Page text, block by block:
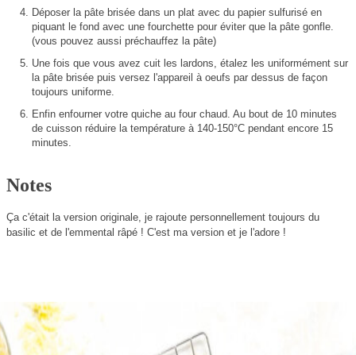
Déposer la pâte brisée dans un plat avec du papier sulfurisé en
piquant le fond avec une fourchette pour éviter que la pâte gonfle.
(vous pouvez aussi préchauffez la pâte)
Une fois que vous avez cuit les lardons, étalez les uniformément sur
la pâte brisée puis versez l'appareil à oeufs par dessus de façon
toujours uniforme.
Enfin enfourner votre quiche au four chaud. Au bout de 10 minutes
de cuisson réduire la température à 140-150°C pendant encore 15
minutes.
Notes
Ça c'était la version originale, je rajoute personnellement toujours du
basilic et de l'emmental râpé ! C'est ma version et je l'adore !